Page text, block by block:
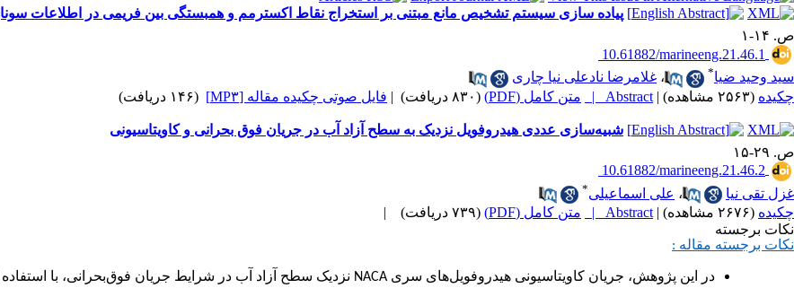
پیاده سازی سیستم تشخیص مانع مبتنی بر استخراج نقاط اکسترمم و همبستگی بین فریمی در اطلاعات
ص. ۱۴-۱
‎ 10.61882/marineeng.21.46.1
سید وحید ضیا* ، غلامرضا نادعلی نیا چاری
چکیده (۲۵۶۳ مشاهده) |
Abstract | متن کامل (PDF) (۸۳۰ دریافت) | فایل صوتی چکیده مقاله [MP۳] (۱۴۶ دریافت)
شبیه‌سازی عددی هیدروفویل نزدیک به سطح آزاد آب در جریان فوق‌ بحرانی و کاویتاسیونی
ص. ۲۹-۱۵
‎ 10.61882/marineeng.21.46.2
غزل تقی نیا
، علی اسماعیلی*
چکیده (۲۶۷۶ مشاهده) |
Abstract | متن کامل (PDF) (۷۳۹ دریافت)
|
نکات برجسته
نکات برجسته مقاله :
در این پژوهش، جریان کاویتاسیونی هیدروفویل‌های سری نزدیک سطح آزاد آب در شرایط جریان فوق‌بحرانی، با